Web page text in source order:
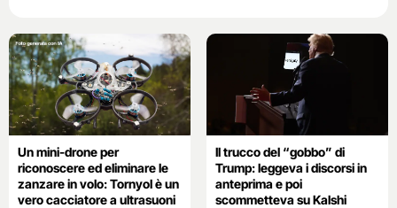
Un mini-drone per
riconoscere ed eliminare le
zanzare in volo: Tornyol è un
vero cacciatore a ultrasuoni
Il trucco del “gobbo” di
Trump: leggeva i discorsi in
anteprima e poi
scommetteva su Kalshi